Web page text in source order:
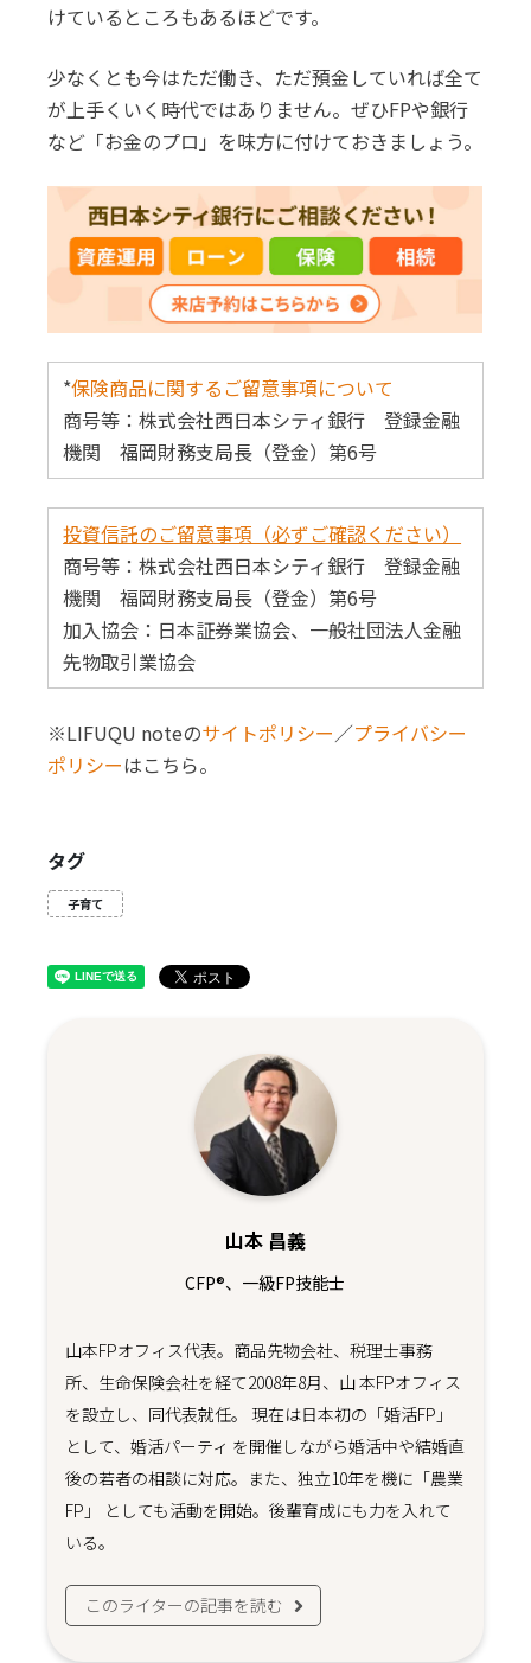
けているところもあるほどです。
少なくとも今はただ働き、ただ預金していれば全て
が上手くいく時代ではありません。ぜひFPや銀行
など「お金のプロ」を味方に付けておきましょう。
*保険商品に関するご留意事項について
商号等：株式会社西日本シティ銀行 登録金融
機関 福岡財務支局長（登金）第6号
投資信託のご留意事項（必ずご確認ください）
商号等：株式会社西日本シティ銀行 登録金融
機関 福岡財務支局長（登金）第6号
加入協会：日本証券業協会、一般社団法人金融
先物取引業協会
※LIFUQU noteのサイトポリシー／プライバシー
ポリシーはこちら。
タグ
子育て
山本 昌義
CFP®、一級FP技能士
山本FPオフィス代表。商品先物会社、税理士事務
所、生命保険会社を経て2008年8月、山 本FPオフィス
を設立し、同代表就任。 現在は日本初の「婚活FP」
として、婚活パーティ を開催しながら婚活中や結婚直
後の若者の相談に対応。また、独立10年を機に「農業
FP」 としても活動を開始。後輩育成にも力を入れて
いる。
このライターの記事を読む